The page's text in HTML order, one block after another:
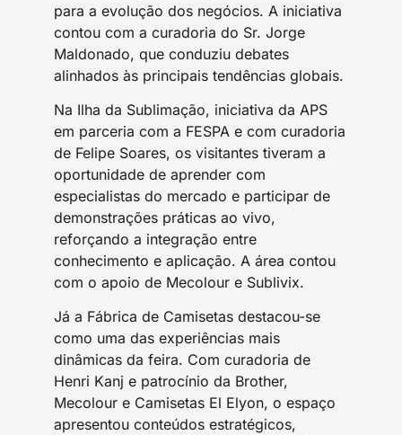
para a evolução dos negócios. A iniciativa
contou com a curadoria do Sr. Jorge
Maldonado, que conduziu debates
alinhados às principais tendências globais.
Na Ilha da Sublimação, iniciativa da APS
em parceria com a FESPA e com curadoria
de Felipe Soares, os visitantes tiveram a
oportunidade de aprender com
especialistas do mercado e participar de
demonstrações práticas ao vivo,
reforçando a integração entre
conhecimento e aplicação. A área contou
com o apoio de Mecolour e Sublivix.
Já a Fábrica de Camisetas destacou-se
como uma das experiências mais
dinâmicas da feira. Com curadoria de
Henri Kanj e patrocínio da Brother,
Mecolour e Camisetas El Elyon, o espaço
apresentou conteúdos estratégicos,